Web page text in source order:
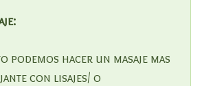
podemos hacer un masaje mas
con lisajes/ o